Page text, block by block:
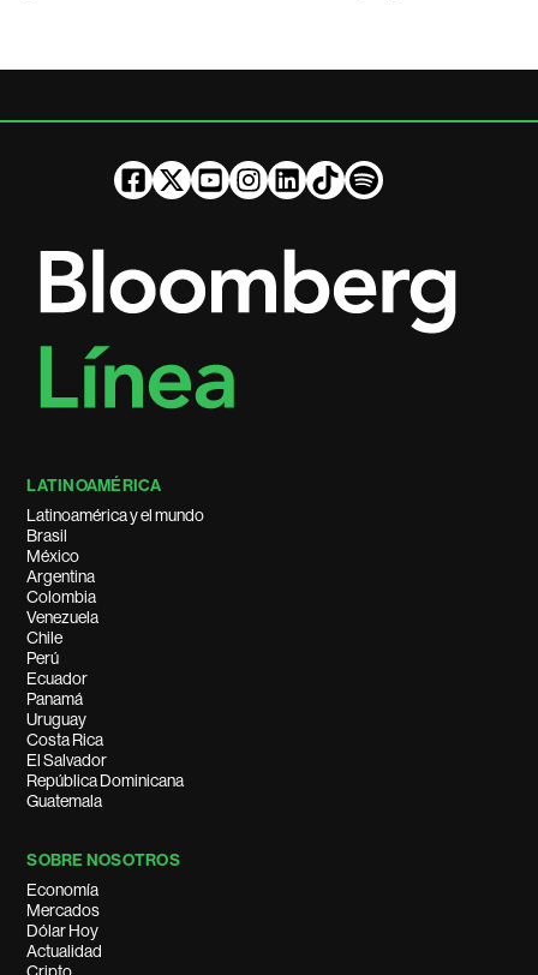
LATINOAMÉRICA
Latinoamérica y el mundo
Brasil
México
Argentina
Colombia
Venezuela
Chile
Perú
Ecuador
Panamá
Uruguay
Costa Rica
El Salvador
República Dominicana
Guatemala
SOBRE NOSOTROS
Economía
Mercados
Dólar Hoy
Actualidad
Cripto